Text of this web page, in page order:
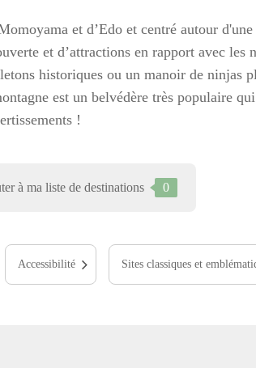
et d’Edo et centré autour
et d’attractions en rapport avec
historiques ou un manoir de ninjas
est un belvédère très populaire
!
à ma liste de destinations 0
Accessibilité Sites classiques et